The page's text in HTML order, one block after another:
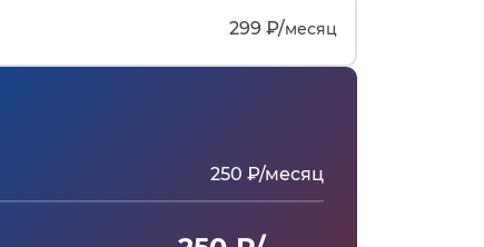
299 ₽/месяц
250 ₽/месяц